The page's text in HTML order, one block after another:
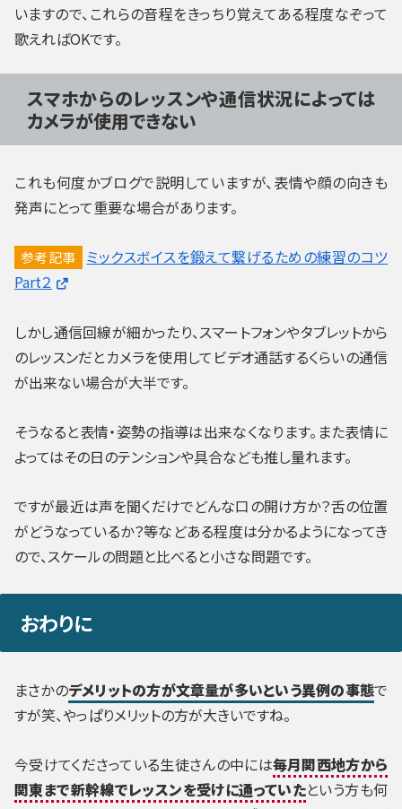
いますので、これらの音程をきっちり覚えてある程度なぞって
歌えればOKです。
スマホからのレッスンや通信状況によっては
カメラが使用できない
これも何度かブログで説明していますが、表情や顔の向きも
発声にとって重要な場合があります。
参考記事
ミックスボイスを鍛えて繋げるための練習のコツ
Part２
しかし通信回線が細かったり、スマートフォンやタブレットから
のレッスンだとカメラを使用してビデオ通話するくらいの通信
が出来ない場合が大半です。
そうなると表情・姿勢の指導は出来なくなります。また表情に
よってはその日のテンションや具合なども推し量れます。
ですが最近は声を聞くだけでどんな口の開け方か？舌の位置
がどうなっているか？等などある程度は分かるようになってき
ので、スケールの問題と比べると小さな問題です。
おわりに
まさかのデメリットの方が文章量が多いという異例の事態で
すが笑、やっぱりメリットの方が大きいですね。
今受けてくださっている生徒さんの中には毎月関西地方から
関東まで新幹線でレッスンを受けに通っていたという方も何